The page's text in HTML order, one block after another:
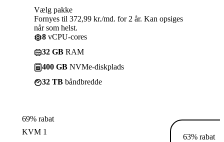
Vælg pakke
Fornyes til 372,99 kr./md. for 2 år. Kan opsiges
når som helst.
8 vCPU-cores
32 GB RAM
400 GB NVMe-diskplads
32 TB båndbredde
69% rabat
KVM 1
63% rabat